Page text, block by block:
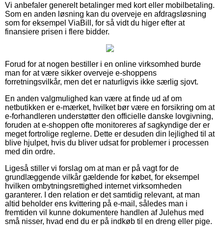
Vi anbefaler generelt betalinger med kort eller mobilbetaling.
Som en anden løsning kan du overveje en afdragsløsning
som for eksempel ViaBill, for så vidt du higer efter at
finansiere prisen i flere bidder.
Forud for at nogen bestiller i en online virksomhed burde
man for at være sikker overveje e-shoppens
forretningsvilkår, men det er naturligvis ikke særlig sjovt.
En anden valgmulighed kan være at finde ud af om
netbutikken er e-mærket, hvilket bør være en forsikring om at
e-forhandleren understøtter den officielle danske lovgivning,
foruden at e-shoppen ofte monitoreres af sagkyndige der er
meget fortrolige reglerne. Dette er desuden din lejlighed til at
blive hjulpet, hvis du bliver udsat for problemer i processen
med din ordre.
Ligeså stiller vi forslag om at man er på vagt for de
grundlæggende vilkår gældende for købet, for eksempel
hvilken ombytningsrettighed internet virksomheden
garanterer. I den relation er det samtidig relevant, at man
altid beholder ens kvittering på e-mail, således man i
fremtiden vil kunne dokumentere handlen af Julehus med
små nisser, hvad end du er på indkøb til en dreng eller pige.